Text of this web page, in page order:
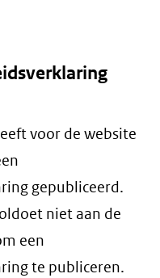
voor de website
gepubliceerd.
niet aan de
een
te publiceren.